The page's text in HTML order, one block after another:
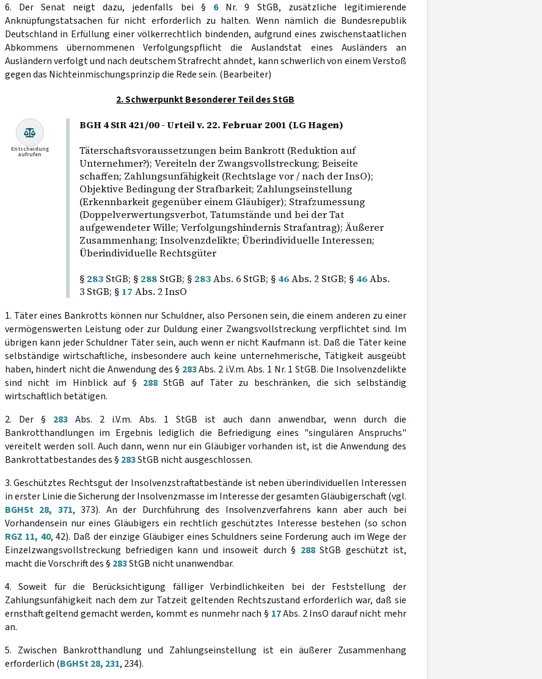
6. Der Senat neigt dazu, jedenfalls bei § 6Nr. 9 StGB, zusätzliche legitimierende
Anknüpfungstatsachen für nicht erforderlich zu halten. Wenn nämlich die Bundesrepublik
Deutschland in Erfüllung einer völkerrechtlich bindenden, aufgrund eines zwischenstaatlichen
Abkommens übernommenen Verfolgungspflicht die Auslandstat eines Ausländers an
Ausländern verfolgt und nach deutschem Strafrecht ahndet, kann schwerlich von einem Verstoß
gegen das Nichteinmischungsprinzip die Rede sein. (Bearbeiter)
2. Schwerpunkt Besonderer Teil des StGB
BGH 4 StR 421/00 - Urteil v. 22. Februar 2001 (LG Hagen)
Täterschaftsvoraussetzungen beim Bankrott (Reduktion auf
Unternehmer?); Vereiteln der Zwangsvollstreckung; Beiseite
schaffen; Zahlungsunfähigkeit (Rechtslage vor / nach der InsO);
Objektive Bedingung der Strafbarkeit; Zahlungseinstellung
(Erkennbarkeit gegenüber einem Gläubiger); Strafzumessung
(Doppelverwertungsverbot, Tatumstände und bei der Tat
aufgewendeter Wille; Verfolgungshindernis Strafantrag); Äußerer
Zusammenhang; Insolvenzdelikte; Überindividuelle Interessen;
Überindividuelle Rechtsgüter
§ 283StGB; § 288StGB; § 283Abs. 6 StGB; § 46Abs. 2 StGB; § 46Abs.
3 StGB; § 17 Abs. 2 InsO
Entscheidung
aufrufen
1. Täter eines Bankrotts können nur Schuldner, also Personen sein, die einem anderen zu einer
vermögenswerten Leistung oder zur Duldung einer Zwangsvollstreckung verpflichtet sind. Im
übrigen kann jeder Schuldner Täter sein, auch wenn er nicht Kaufmann ist. Daß die Täter keine
selbständige wirtschaftliche, insbesondere auch keine unternehmerische, Tätigkeit ausgeübt
haben, hindert nicht die Anwendung des § 283Abs. 2 i.V.m. Abs. 1 Nr. 1 StGB. Die Insolvenzdelikte
sind nicht im Hinblick auf § 288StGB auf Täter zu beschränken, die sich selbständig
wirtschaftlich betätigen.
2. Der § 283Abs. 2 i.V.m. Abs. 1 StGB ist auch dann anwendbar, wenn durch die
Bankrotthandlungen im Ergebnis lediglich die Befriedigung eines "singulären Anspruchs"
vereitelt werden soll. Auch dann, wenn nur ein Gläubiger vorhanden ist, ist die Anwendung des
Bankrottatbestandes des § 283StGB nicht ausgeschlossen.
3. Geschütztes Rechtsgut der Insolvenzstraftatbestände ist neben überindividuellen Interessen
in erster Linie die Sicherung der Insolvenzmasse im Interesse der gesamten Gläubigerschaft (vgl.
BGHSt 28, 371, 373). An der Durchführung des Insolvenzverfahrens kann aber auch bei
Vorhandensein nur eines Gläubigers ein rechtlich geschütztes Interesse bestehen (so schon
RGZ 11, 40, 42). Daß der einzige Gläubiger eines Schuldners seine Forderung auch im Wege der
Einzelzwangsvollstreckung befriedigen kann und insoweit durch § 288StGB geschützt ist,
macht die Vorschrift des § 283StGB nicht unanwendbar.
4. Soweit für die Berücksichtigung fälliger Verbindlichkeiten bei der Feststellung der
Zahlungsunfähigkeit nach dem zur Tatzeit geltenden Rechtszustand erforderlich war, daß sie
ernsthaft geltend gemacht werden, kommt es nunmehr nach § 17Abs. 2 InsO darauf nicht mehr
an.
5. Zwischen Bankrotthandlung und Zahlungseinstellung ist ein äußerer Zusammenhang
erforderlich (BGHSt 28, 231, 234).